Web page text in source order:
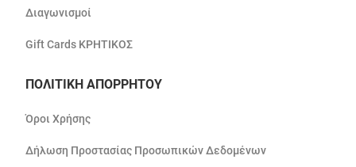
Διαγωνισμοί
Gift Cards ΚΡΗΤΙΚΟΣ
ΠΟΛΙΤΙΚΗ ΑΠΟΡΡΗΤΟΥ
Όροι Χρήσης
Δήλωση Προστασίας Προσωπικών Δεδομένων